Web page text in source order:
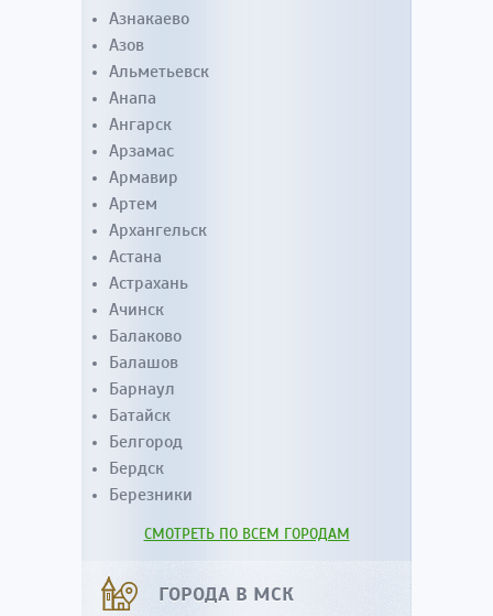
Азнакаево
Азов
Альметьевск
Анапа
Ангарск
Арзамас
Армавир
Артем
Архангельск
Астана
Астрахань
Ачинск
Балаково
Балашов
Барнаул
Батайск
Белгород
Бердск
Березники
СМОТРЕТЬ ПО ВСЕМ ГОРОДАМ
ГОРОДА В МСК